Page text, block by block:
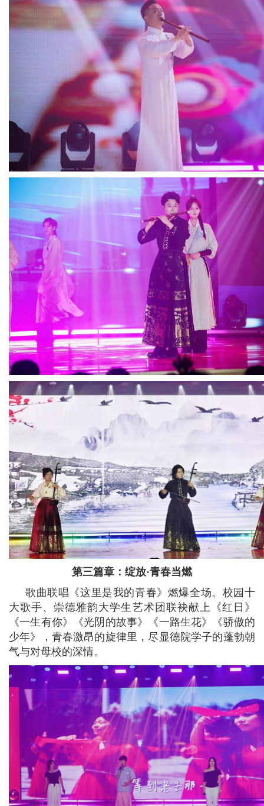
第三篇章：绽放·青春当燃
歌曲联唱《这里是我的青春》燃爆全场。校园十
大歌手、崇德雅韵大学生艺术团联袂献上《红日》
《一生有你》《光阴的故事》《一路生花》《骄傲的
少年》，青春激昂的旋律里，尽显德院学子的蓬勃朝
气与对母校的深情。